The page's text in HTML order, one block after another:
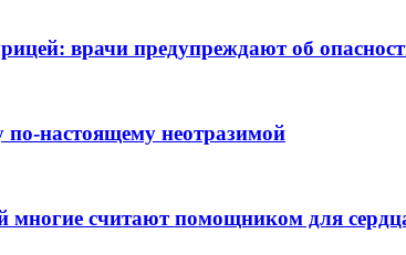
врачи предупреждают об
по-настоящему неотразимой
многие считают помощником для